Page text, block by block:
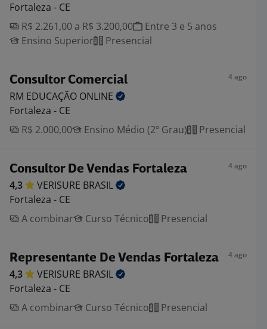
Fortaleza - CE
R$ 2.261,00 a R$ 3.200,00
Entre 3 e 5 anos
Ensino Superior
Presencial
Consultor Comercial 4 ago
RM EDUCAÇÃO ONLINE
Fortaleza - CE
R$ 2.000,00
Ensino Médio (2º Grau) Presencial
Consultor De Vendas Fortaleza 4 ago
4,3 VERISURE BRASIL
Fortaleza - CE
A combinar
Curso Técnico Presencial
Representante De Vendas Fortaleza 4 ago
4,3 VERISURE BRASIL
Fortaleza - CE
A combinar
Curso Técnico Presencial